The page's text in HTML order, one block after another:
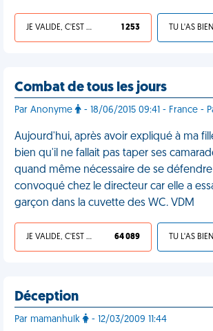
JE VALIDE, C'EST UNE VDM 1 253
Combat de tous les jours
Par Anonyme - 18/06/2015 09:41 - France -
Aujourd'hui, après avoir expliqué à ma
bien qu'il ne fallait pas taper ses
quand même nécessaire de se défendre
convoqué chez le directeur car elle a
garçon dans la cuvette des WC. VDM
JE VALIDE, C'EST UNE VDM 64 089
Déception
Par mamanhulk - 12/03/2009 11:44